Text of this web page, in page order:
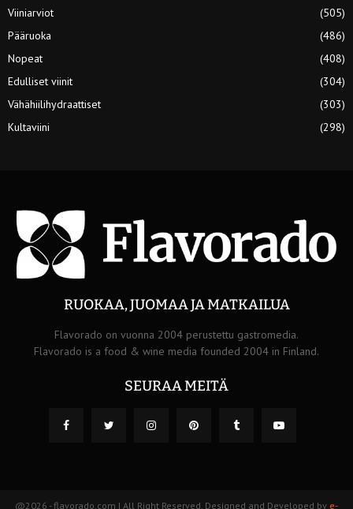
Viiniarviot
(505)
Pääruoka
(486)
Nopeat
(408)
Edulliset viinit
(304)
Vähähiilihydraattiset
(303)
Kultaviini
(298)
RUOKAA, JUOMAA JA MATKAILUA
Flavorado on vuonna 2004 perustettu gastromedia.
Flavorado is a food & wine media founded 2004 in Finland.
SEURAA MEITÄ
@2026 - flavorado.com | All Right Reserved. Designed and Developed by e-